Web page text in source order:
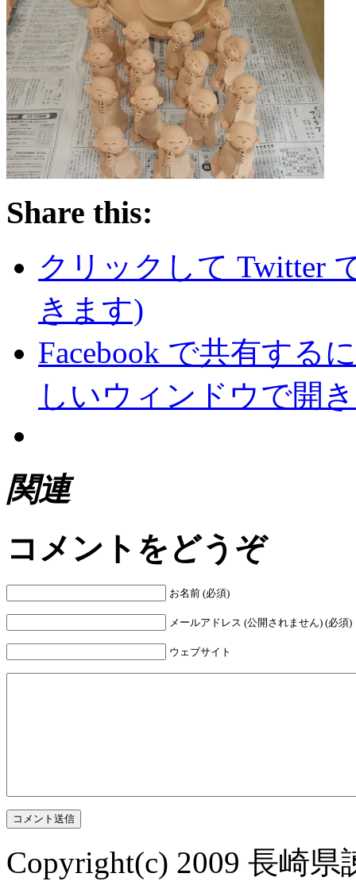
Share this:
クリックして Twitter
きます)
Facebook で共有する
しいウィンドウで開
関連
コメントをどうぞ
お名前 (必須)
メールアドレス (公開されません) (必須)
ウェブサイト
Copyright(c) 2009 長崎